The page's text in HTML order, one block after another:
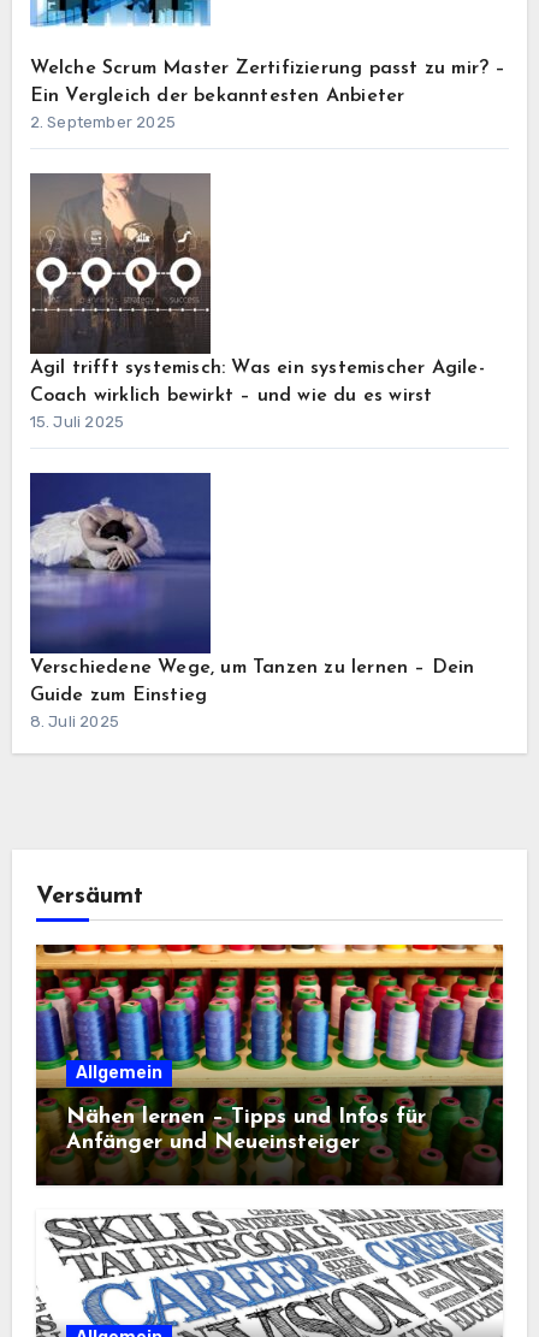
Welche Scrum Master Zertifizierung passt zu mir? –
Ein Vergleich der bekanntesten Anbieter
2. September 2025
Agil trifft systemisch: Was ein systemischer Agile-
Coach wirklich bewirkt – und wie du es wirst
15. Juli 2025
Verschiedene Wege, um Tanzen zu lernen – Dein
Guide zum Einstieg
8. Juli 2025
Versäumt
Allgemein
Nähen lernen – Tipps und Infos für
Anfänger und Neueinsteiger